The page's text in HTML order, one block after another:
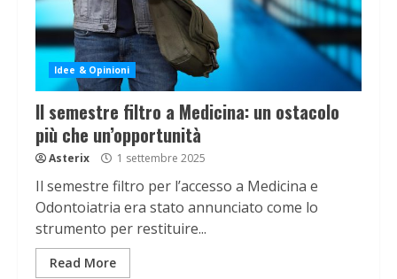
Idee & Opinioni
Il semestre filtro a Medicina: un ostacolo
più che un’opportunità
Asterix 1 settembre 2025
Il semestre filtro per l’accesso a Medicina e
Odontoiatria era stato annunciato come lo
strumento per restituire...
Read More